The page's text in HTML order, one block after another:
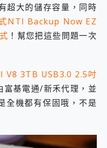
超大的儲存容量，同時
NTI Backup Now EZ
！幫您把這些問題一次
3TB USB3.0 2.5吋
富基電通/新禾代理，並
全機都有保固哦，不是